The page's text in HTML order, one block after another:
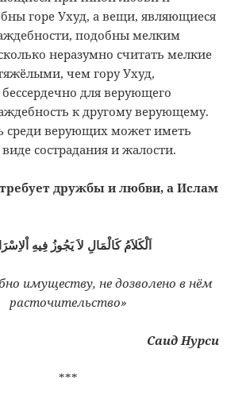
горе Ухуд, а вещи, являющиеся
подобны мелким
неразумно считать мелкие
чем гору Ухуд,
для верующего
к другому верующему.
среди верующих может иметь
сострадания и жалости.
дружбы и любви, а Ислам
اَلْكَلاَمُ كَالْمَالِ لاَ يَجُوزُ فِيهِ
имуществу, не дозволено в нём
расточительство»
Саид Нурси
***